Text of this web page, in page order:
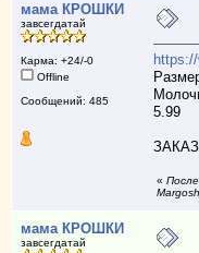
мама КРОШКИ
завсегдатай
Карма: +24/-0
Offline
Сообщений: 485
5.99
«
мама КРОШКИ
завсегдатай